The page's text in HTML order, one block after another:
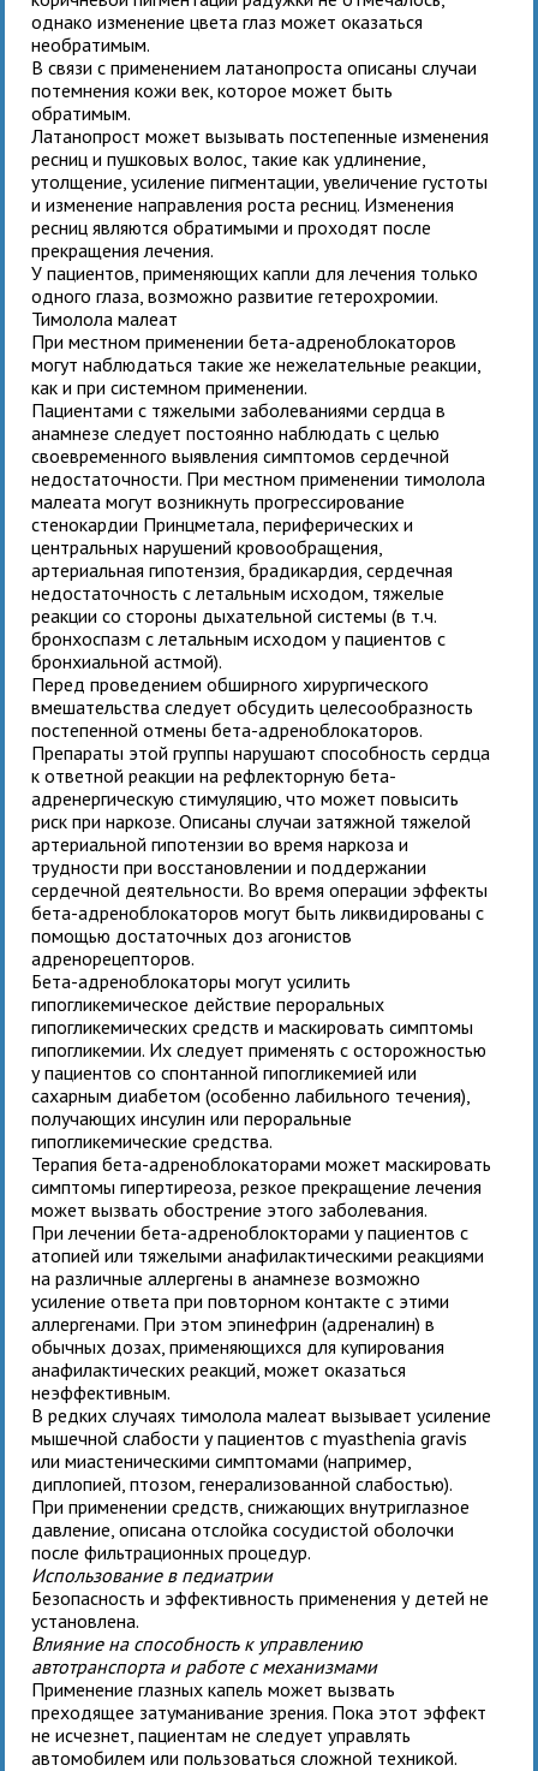
однако изменение цвета глаз может оказаться
необратимым.
В связи с применением латанопроста описаны случаи
потемнения кожи век, которое может быть
обратимым.
Латанопрост может вызывать постепенные изменения
ресниц и пушковых волос, такие как удлинение,
утолщение, усиление пигментации, увеличение густоты
и изменение направления роста ресниц. Изменения
ресниц являются обратимыми и проходят после
прекращения лечения.
У пациентов, применяющих капли для лечения только
одного глаза, возможно развитие гетерохромии.
Тимолола малеат
При местном применении бета-адреноблокаторов
могут наблюдаться такие же нежелательные реакции,
как и при системном применении.
Пациентами с тяжелыми заболеваниями сердца в
анамнезе следует постоянно наблюдать с целью
своевременного выявления симптомов сердечной
недостаточности. При местном применении тимолола
малеата могут возникнуть прогрессирование
стенокардии Принцметала, периферических и
центральных нарушений кровообращения,
артериальная гипотензия, брадикардия, сердечная
недостаточность с летальным исходом, тяжелые
реакции со стороны дыхательной системы (в т.ч.
бронхоспазм с летальным исходом у пациентов с
бронхиальной астмой).
Перед проведением обширного хирургического
вмешательства следует обсудить целесообразность
постепенной отмены бета-адреноблокаторов.
Препараты этой группы нарушают способность сердца
к ответной реакции на рефлекторную бета-
адренергическую стимуляцию, что может повысить
риск при наркозе. Описаны случаи затяжной тяжелой
артериальной гипотензии во время наркоза и
трудности при восстановлении и поддержании
сердечной деятельности. Во время операции эффекты
бета-адреноблокаторов могут быть ликвидированы с
помощью достаточных доз агонистов
адренорецепторов.
Бета-адреноблокаторы могут усилить
гипогликемическое действие пероральных
гипогликемических средств и маскировать симптомы
гипогликемии. Их следует применять с осторожностью
у пациентов со спонтанной гипогликемией или
сахарным диабетом (особенно лабильного течения),
получающих инсулин или пероральные
гипогликемические средства.
Терапия бета-адреноблокаторами может маскировать
симптомы гипертиреоза, резкое прекращение лечения
может вызвать обострение этого заболевания.
При лечении бета-адреноблокторами у пациентов с
атопией или тяжелыми анафилактическими реакциями
на различные аллергены в анамнезе возможно
усиление ответа при повторном контакте с этими
аллергенами. При этом эпинефрин (адреналин) в
обычных дозах, применяющихся для купирования
анафилактических реакций, может оказаться
неэффективным.
В редких случаях тимолола малеат вызывает усиление
мышечной слабости у пациентов с myasthenia gravis
или миастеническими симптомами (например,
диплопией, птозом, генерализованной слабостью).
При применении средств, снижающих внутриглазное
давление, описана отслойка сосудистой оболочки
после фильтрационных процедур.
Использование в педиатрии
Безопасность и эффективность примененияу детей не
установлена.
Влияние на способность к управлению
автотранспорта и работе с механизмами
Применение глазных капель может вызвать
преходящее затуманивание зрения. Пока этот эффект
не исчезнет, пациентам не следует управлять
автомобилем или пользоваться сложной техникой.